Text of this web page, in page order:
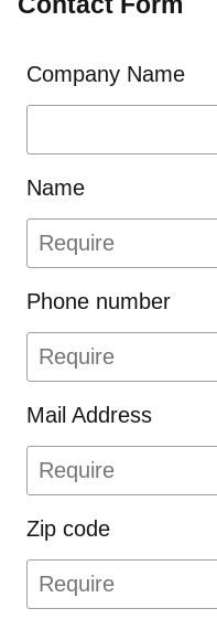
社員管理
募集採用
なお、委託先
たしません。
保有個人デー
供記録は、本
法令等に従っ
的な範囲内で
す。ただし、
かりしている
ては、委託元
で、対応いた
Company Name
Name
Phone number
Mail Address
Zip code